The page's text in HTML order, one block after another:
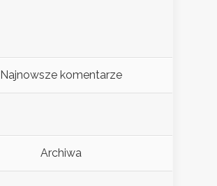
Najnowsze komentarze
Archiwa